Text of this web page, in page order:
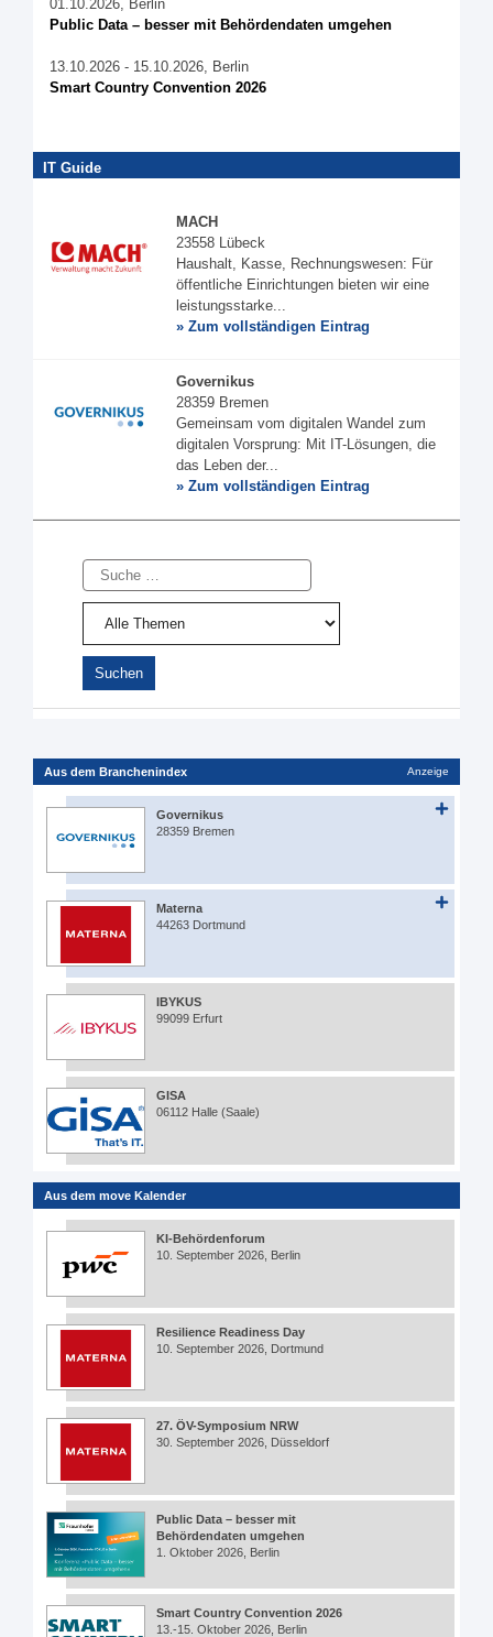
01.10.2026, Berlin
Public Data – besser mit Behördendaten umgehen
13.10.2026 - 15.10.2026, Berlin
Smart Country Convention 2026
IT Guide
MACH
23558 Lübeck
Haushalt, Kasse, Rechnungswesen: Für
öffentliche Einrichtungen bieten wir eine
leistungsstarke...
» Zum vollständigen Eintrag
Governikus
28359 Bremen
Gemeinsam vom digitalen Wandel zum
digitalen Vorsprung: Mit IT-Lösungen, die
das Leben der...
» Zum vollständigen Eintrag
Suche
Aus dem Branchenindex Anzeige
Governikus
28359 Bremen
Materna
44263 Dortmund
IBYKUS
99099 Erfurt
GISA
06112 Halle (Saale)
Aus dem move Kalender
KI-Behördenforum
10. September 2026, Berlin
Resilience Readiness Day
10. September 2026, Dortmund
27. ÖV-Symposium NRW
30. September 2026, Düsseldorf
Public Data – besser mit
Behördendaten umgehen
1. Oktober 2026, Berlin
Smart Country Convention 2026
13.-15. Oktober 2026, Berlin